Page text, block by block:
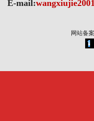
E-mail:
网站备